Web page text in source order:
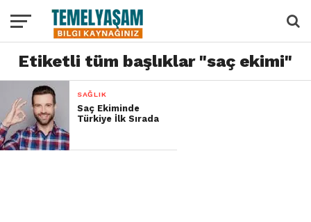
Etiketli tüm başlıklar "saç ekimi"
SAĞLIK
Saç Ekiminde
Türkiye İlk Sırada